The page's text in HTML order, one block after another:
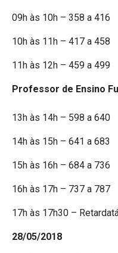
09h às 10h – 358 a 416
10h às 11h – 417 a 458
11h às 12h – 459 a 499
Professor de Ensino
13h às 14h – 598 a 640
14h às 15h – 641 a 683
15h às 16h – 684 a 736
16h às 17h – 737 a 787
17h às 17h30 –
28/05/2018